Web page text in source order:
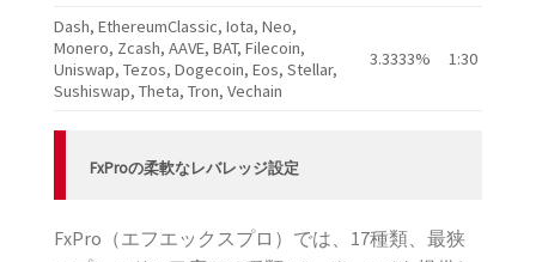
Dash, EthereumClassic, Iota, Neo,
Monero, Zcash, AAVE, BAT, Filecoin,
Uniswap, Tezos, Dogecoin, Eos, Stellar,
Sushiswap, Theta, Tron, Vechain
3.3333% 1:30
FxProの柔軟なレバレッジ設定
FxPro（エフエックスプロ）では、17種類、最狭